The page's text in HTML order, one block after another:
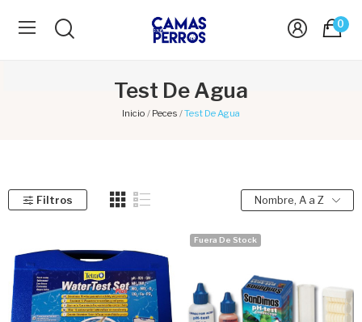
0
Test De Agua
Inicio Peces Test De Agua
Filtros Nombre, A a Z
Fuera De Stock